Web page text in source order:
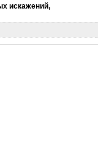
искажений,